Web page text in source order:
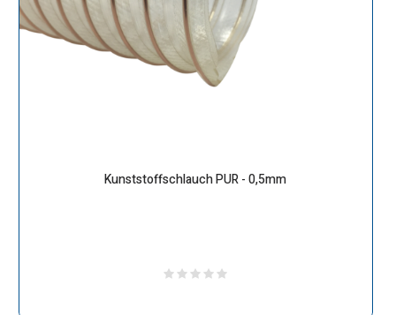
Kunststoffschlauch PUR - 0,5mm